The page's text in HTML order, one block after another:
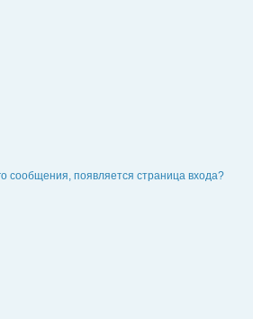
сообщения, появляется страница входа?